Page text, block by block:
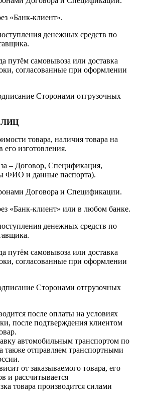
«Банк-клиент».
денежных средств по
путём самовывоза или доставка
согласованные при оформлении
Сторонами отгрузочных
товара, наличия товара на
его изготовления.
– Договор, Спецификация,
ФИО и данные паспорта).
Договора и Спецификации.
«Банк-клиент» или в любом банке.
денежных средств по
путём самовывоза или доставка
согласованные при оформлении
Сторонами отгрузочных
после оплаты на условиях
после подтверждения клиентом
автомобильным транспортом по
также отправляем транспортными
от заказываемого товара, его
и рассчитывается
товара производится силами